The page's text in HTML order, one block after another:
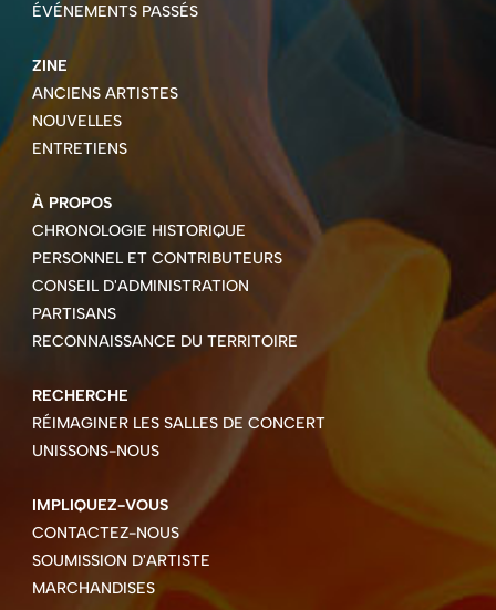
ÉVÉNEMENTS PASSÉS
ZINE
ANCIENS ARTISTES
NOUVELLES
ENTRETIENS
À PROPOS
CHRONOLOGIE HISTORIQUE
PERSONNEL ET CONTRIBUTEURS
CONSEIL D'ADMINISTRATION
PARTISANS
RECONNAISSANCE DU TERRITOIRE
RECHERCHE
RÉIMAGINER LES SALLES DE CONCERT
UNISSONS-NOUS
IMPLIQUEZ-VOUS
CONTACTEZ-NOUS
SOUMISSION D'ARTISTE
MARCHANDISES